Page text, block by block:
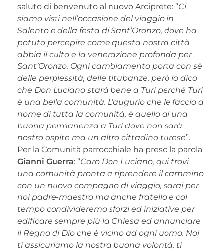
saluto di benvenuto al nuovo Arciprete: “Ci
siamo visti nell’occasione del viaggio in
Salento e della festa di Sant’Oronzo, dove ha
potuto percepire come questa nostra città
abbia il culto e la venerazione profonda per
Sant’Oronzo. Ogni cambiamento porta con sè
delle perplessità, delle titubanze, però io dico
che Don Luciano starà bene a Turi perché Turi
è una bella comunità. L’augurio che le faccio a
nome di tutta la comunità, è quello di una
buona permanenza a Turi dove non sarà
nostro ospite ma un altro cittadino turese”.
Per la Comunità parrocchiale ha preso la parola
Gianni Guerra: “Caro Don Luciano, qui trovi
una comunità pronta a riprendere il cammino
con un nuovo compagno di viaggio, sarai per
noi padre-maestro ma anche fratello e col
tempo condivideremo sforzi ed iniziative per
edificare sempre più la Chiesa ed annunciare
il Regno di Dio che è vicino ad ogni uomo. Noi
ti assicuriamo la nostra buona volontà, ti